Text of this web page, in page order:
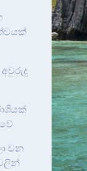
වන